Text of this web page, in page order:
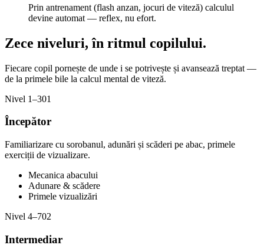
Prin antrenament (flash anzan, jocuri de viteză) calculul
devine automat — reflex, nu efort.
Zece niveluri,în ritmul copilului.
Fiecare copil pornește de unde i se potrivește și avansează treptat —
de la primele bile la calcul mental de viteză.
Nivel 1–301
Începător
Familiarizare cu sorobanul, adunări și scăderi pe abac, primele
exerciții de vizualizare.
Mecanica abacului
Adunare & scădere
Primele vizualizări
Nivel 4–702
Intermediar